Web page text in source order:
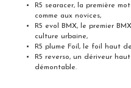
R5 searacer, la première
comme aux novices,
R5 evol BMX, le premier
culture urbaine,
R5 plume Foil, le foil haut
R5 reverso, un dériveur
démontable.